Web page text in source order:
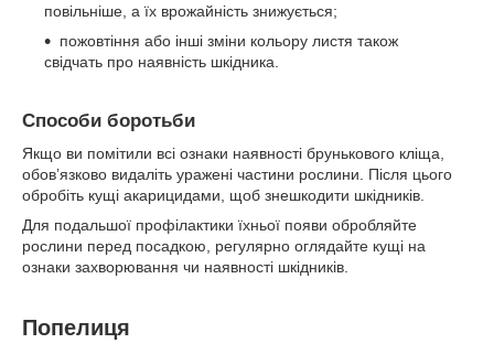
повільніше, а їх врожайність знижується;
пожовтіння або інші зміни кольору листя також
свідчать про наявність шкідника.
Способи боротьби
Якщо ви помітили всі ознаки наявності брунькового кліща,
обов’язково видаліть уражені частини рослини. Після цього
обробіть кущі акарицидами, щоб знешкодити шкідників.
Для подальшої профілактики їхньої появи обробляйте
рослини перед посадкою, регулярно оглядайте кущі на
ознаки захворювання чи наявності шкідників.
Попелиця